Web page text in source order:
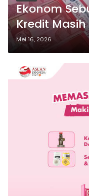
Ekonom
Kredit
Pemerintah
Mei 16, 2026